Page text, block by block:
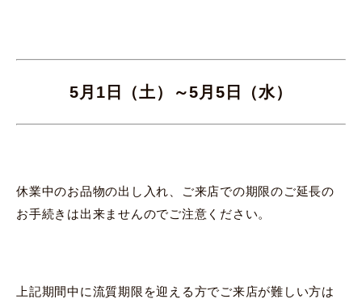
5月1日（土）～5月5日（水）
休業中のお品物の出し入れ、ご来店での期限のご延長の
お手続きは出来ませんのでご注意ください。
上記期間中に流質期限を迎える方でご来店が難しい方は